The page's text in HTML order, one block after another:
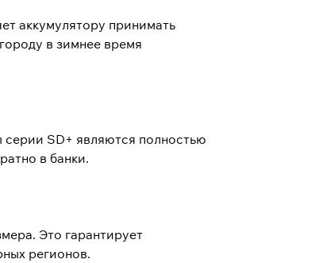
аккумулятору принимать
в зимнее время
SD+ являются полностью
в банки.
Это гарантирует
регионов.